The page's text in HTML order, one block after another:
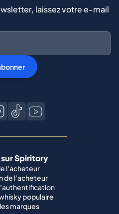
l'acheteur
de l'acheteur
populaire
Spiritory
vendeur
whisky
vendeur